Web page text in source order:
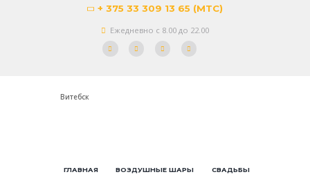
+ 375 33 309 13 65 (МТС)
Ежедневно с 8.00 до 22.00
Витебск
ГЛАВНАЯ ВОЗДУШНЫЕ ШАРЫ
СВАДЬБЫ